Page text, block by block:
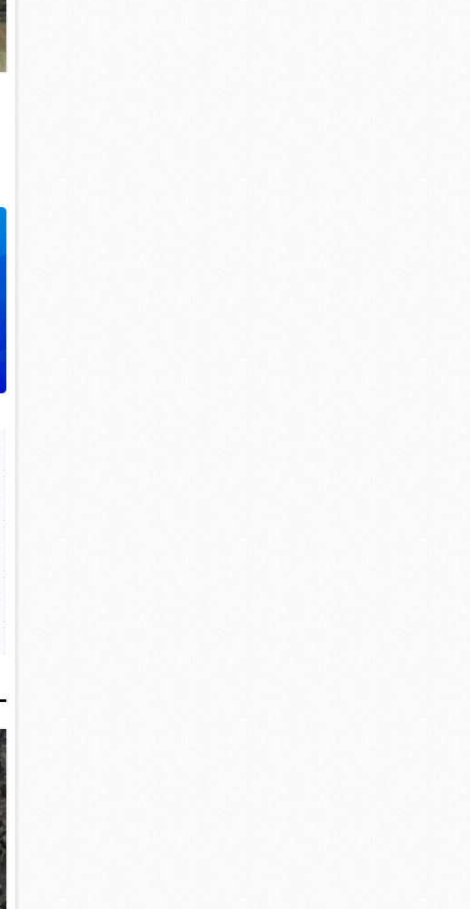
ilişkin detaylı bilgi için Ayarlar
okumak ve sitemizde ilgili